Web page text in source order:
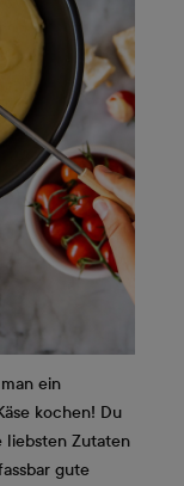
ein
kochen! Du
liebsten Zutaten
gute